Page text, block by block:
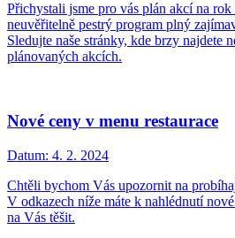
Přichystali jsme pro vás plán akcí na
neuvěřitelně pestrý program plný
Sledujte naše stránky, kde brzy najdete
plánovaných akcích.
Nové ceny v menu restaurace
Datum: 4. 2. 2024
Chtěli bychom Vás upozornit na
V odkazech níže máte k nahlédnutí
na Vás těšit.